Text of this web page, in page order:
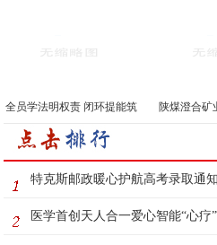
全员学法明权责 闭环提能筑
陕煤澄合矿
特克斯邮政暖心护航高考录取通
医学首创天人合一爱心智能“心疗